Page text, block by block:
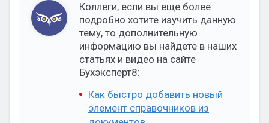
Коллеги, если вы еще более
подробно хотите изучить данную
тему, то дополнительную
информацию вы найдете в наших
статьях и видео на сайте
Бухэксперт8:
Как быстро добавить новый
элемент справочников из